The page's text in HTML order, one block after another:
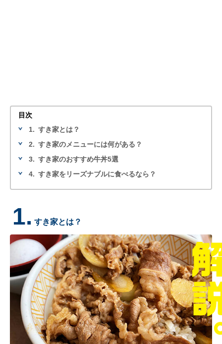
目次
1. すき家とは？
2. すき家のメニューには何がある？
3. すき家のおすすめ牛丼5選
4. すき家をリーズナブルに食べるなら？
1. すき家とは？